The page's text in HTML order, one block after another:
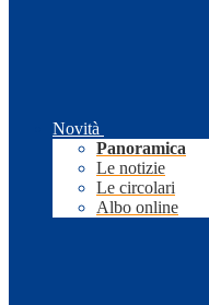
Novità
Panoramica
Le notizie
Le circolari
Albo online